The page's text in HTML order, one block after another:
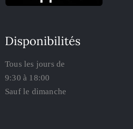
Disponibilités
Tous les jours de
9:30 à 18:00
Sauf le dimanche